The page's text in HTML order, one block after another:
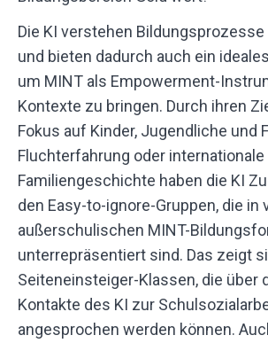
Die KI verstehen
und bieten dadurch auch ein
um MINT als Empowerment-
Kontexte zu bringen. Durch ihren
Fokus auf Kinder, Jugendliche und
Fluchterfahrung oder internationale
Familiengeschichte haben die KI
den Easy-to-ignore-Gruppen, die in
außerschulischen MINT-
unterrepräsentiert sind. Das zeigt
Seiteneinsteiger-Klassen, die über
Kontakte des KI zur
angesprochen werden können.